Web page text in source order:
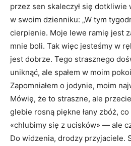
przez sen skaleczył się dotkliwie
w swoim dzienniku: „W tym
cierpienie. Moje lewe ramię jest
mnie boli. Tak więc jesteśmy w
jest dobrze. Tego strasznego
uniknąć, ale spałem w moim
Zapomniałem o jodynie, moim
Mówię, że to straszne, ale
glebie rosną piękne łany zbóż,
«chlubimy się z ucisków» — ale
Do widzenia, drodzy przyjaciele.